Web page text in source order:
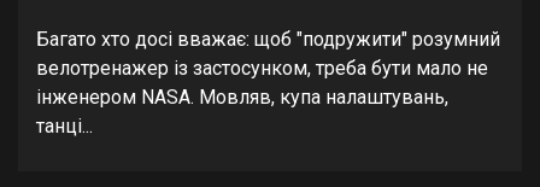
Багато хто досі вважає: щоб "подружити" розумний
велотренажер із застосунком, треба бути мало не
інженером NASA. Мовляв, купа налаштувань,
танці...